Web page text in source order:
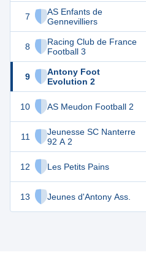
7
AS Enfants de
Gennevilliers
8
Racing Club de France
Football 3
9
Antony Foot
Evolution 2
10 AS Meudon Football 2
11
Jeunesse SC Nanterre
92 A 2
12 Les Petits Pains
13 Jeunes d'Antony Ass.
25 21
18 21
-3 20
6 24